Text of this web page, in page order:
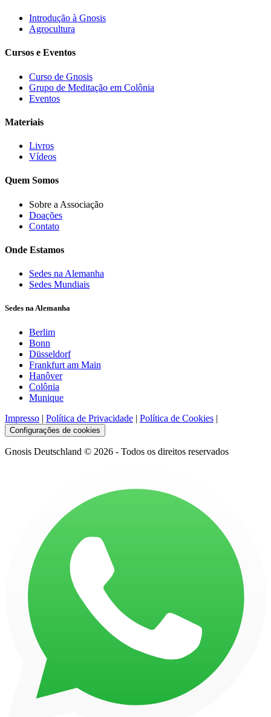
Introdução à Gnosis
Agrocultura
Cursos e Eventos
Curso de Gnosis
Grupo de Meditação em Colônia
Eventos
Materiais
Livros
Vídeos
Quem Somos
Sobre a Associação
Doações
Contato
Onde Estamos
Sedes na Alemanha
Sedes Mundiais
Sedes na Alemanha
Berlim
Bonn
Düsseldorf
Frankfurt am Main
Hanôver
Colônia
Munique
Impresso | Política de Privacidade | Política de Cookies |
Configurações de cookies
Gnosis Deutschland © 2026 - Todos os direitos reservados